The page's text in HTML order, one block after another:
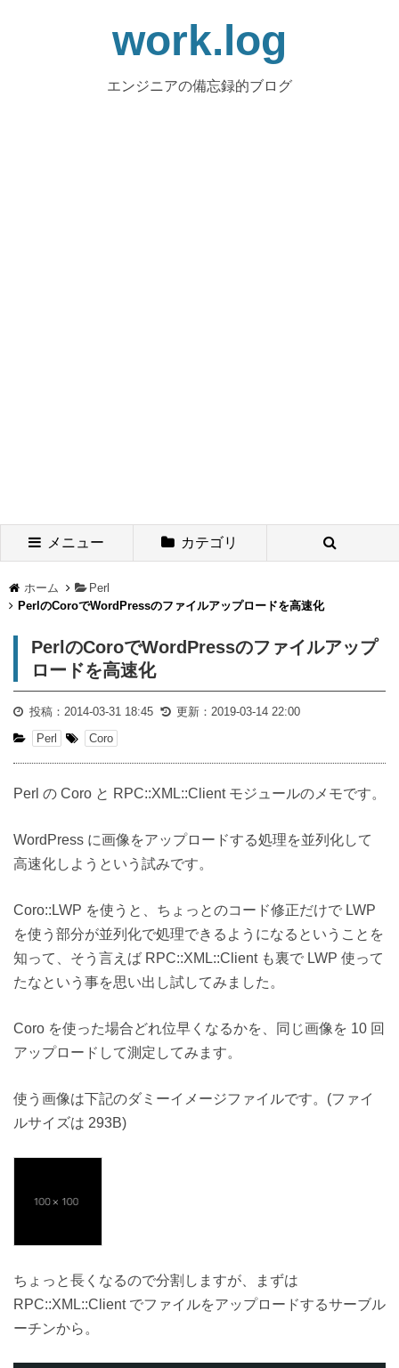
work.log
エンジニアの備忘録的ブログ
メニュー カテゴリ
ホーム
Perl
PerlのCoroでWordPressのファイルアップロードを高速化
PerlのCoroでWordPressのファイルアップ
ロードを高速化
投稿： 2014-03-31 18:45 更新： 2019-03-14 22:00
Perl
Coro
Perl の Coro と RPC::XML::Client モジュールのメモです。
WordPress に画像をアップロードする処理を並列化して
高速化しようという試みです。
Coro::LWP を使うと、ちょっとのコード修正だけで LWP
を使う部分が並列化で処理できるようになるということを
知って、そう言えば RPC::XML::Client も裏で LWP 使って
たなという事を思い出し試してみました。
Coro を使った場合どれ位早くなるかを、同じ画像を 10 回
アップロードして測定してみます。
使う画像は下記のダミーイメージファイルです。(ファイ
ルサイズは 293B)
ちょっと長くなるので分割しますが、まずは
RPC::XML::Client でファイルをアップロードするサーブル
ーチンから。